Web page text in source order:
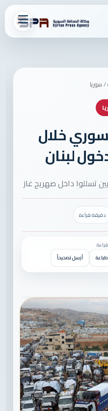
القائمة
/سوريا
توقيف 700 سوري خلال
لبنان
دقيقة قراءة
طباعة أرسل تصحيحاً